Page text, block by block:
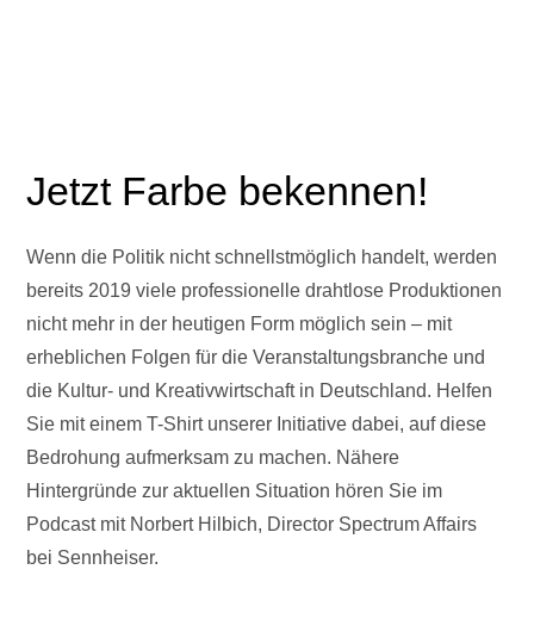
Jetzt Farbe bekennen!
Wenn die Politik nicht schnellstmöglich handelt, werden
bereits 2019 viele professionelle drahtlose Produktionen
nicht mehr in der heutigen Form möglich sein – mit
erheblichen Folgen für die Veranstaltungsbranche und
die Kultur- und Kreativwirtschaft in Deutschland. Helfen
Sie mit einem T-Shirt unserer Initiative dabei, auf diese
Bedrohung aufmerksam zu machen. Nähere
Hintergründe zur aktuellen Situation hören Sie im
Podcast mit Norbert Hilbich, Director Spectrum Affairs
bei Sennheiser.